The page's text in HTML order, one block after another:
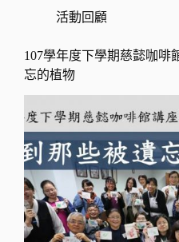
活動回顧
107學年度下學期慈懿咖啡
忘的植物